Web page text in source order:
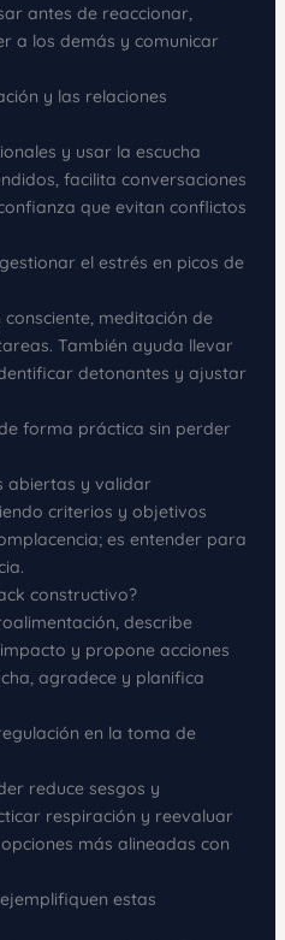
antes de reaccionar,
a los demás y comunicar
y las relaciones
y usar la escucha
facilita conversaciones
que evitan conflictos
el estrés en picos de
meditación de
También ayuda llevar
detonantes y ajustar
forma práctica sin perder
abiertas y validar
criterios y objetivos
es entender para
constructivo?
describe
y propone acciones
agradece y planifica
en la toma de
reduce sesgos y
respiración y reevaluar
más alineadas con
estas